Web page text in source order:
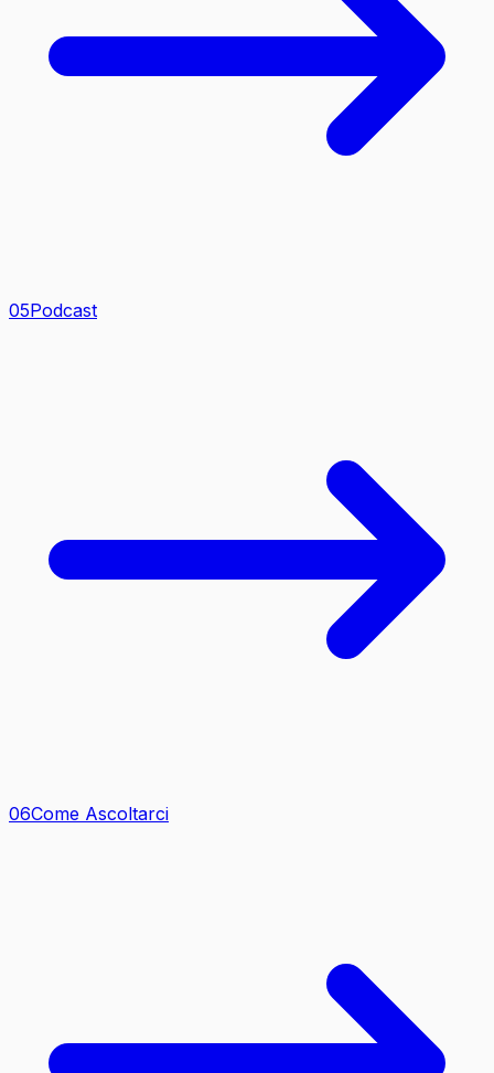
05Podcast
06Come Ascoltarci